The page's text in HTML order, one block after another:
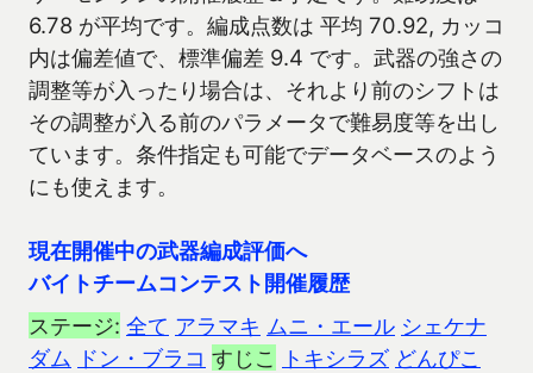
6.78 が平均です。編成点数は 平均 70.92, カッコ
内は偏差値で、標準偏差 9.4 です。武器の強さの
調整等が入ったり場合は、それより前のシフトは
その調整が入る前のパラメータで難易度等を出し
ています。条件指定も可能でデータベースのよう
にも使えます。
現在開催中の武器編成評価へ
バイトチームコンテスト開催履歴
ステージ: 全て アラマキ ムニ・エール シェケナ
ダム ドン・ブラコ すじこ トキシラズ どんぴこ